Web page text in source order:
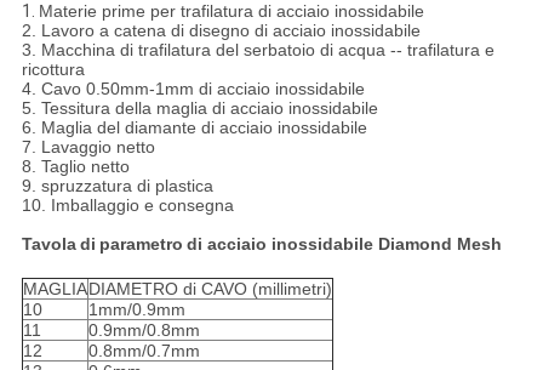
1. Materie prime per trafilatura di acciaio inossidabile
2. Lavoro a catena di disegno di acciaio inossidabile
3. Macchina di trafilatura del serbatoio di acqua -- trafilatura e
ricottura
4. Cavo 0.50mm-1mm di acciaio inossidabile
5. Tessitura della maglia di acciaio inossidabile
6. Maglia del diamante di acciaio inossidabile
7. Lavaggio netto
8. Taglio netto
9. spruzzatura di plastica
10. Imballaggio e consegna
Tavoladi parametro di acciaio inossidabile Diamond Mesh
MAGLIADIAMETRO di CAVO (millimetri)
10
1mm/0.9mm
11
0.9mm/0.8mm
12
0.8mm/0.7mm